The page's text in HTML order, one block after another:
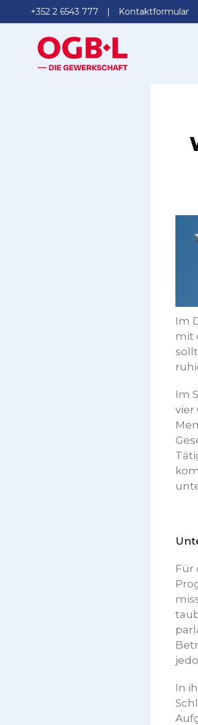
+352 2 6543 777 Kontaktformular
Im
mit
Im
vier
Für
In